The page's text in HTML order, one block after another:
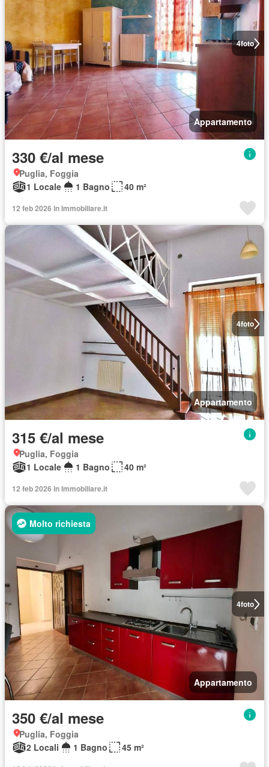
4foto
Appartamento
330 €/al mese
Puglia, Foggia
1 Locale
1 Bagno 40 m²
12 feb 2026 in Immobiliare.it
4foto
Appartamento
315 €/al mese
Puglia, Foggia
1 Locale
1 Bagno 40 m²
12 feb 2026 in Immobiliare.it
4foto
Molto richiesta
Appartamento
350 €/al mese
Puglia, Foggia
2 Locali
1 Bagno 45 m²